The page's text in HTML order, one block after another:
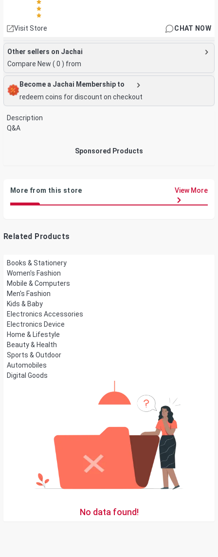
Visit Store CHAT NOW
Other sellers on Jachai
Compare New ( 0 ) from
Become a Jachai Membership to
redeem coins for discount on checkout
Description
Q&A
Sponsored Products
More from this store View More
Related Products
Books & Stationery
Women's Fashion
Mobile & Computers
Men's Fashion
Kids & Baby
Electronics Accessories
Electronics Device
Home & Lifestyle
Beauty & Health
Sports & Outdoor
Automobiles
Digital Goods
No data found!